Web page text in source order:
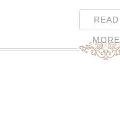
READ
MORE